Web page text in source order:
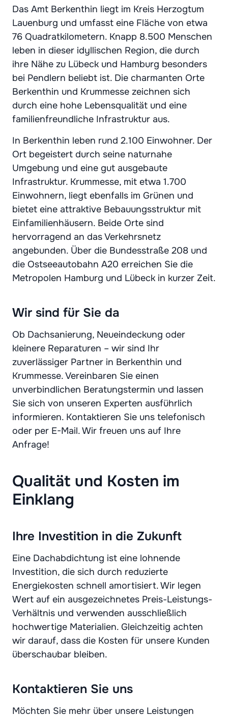
Das Amt Berkenthin liegt im Kreis Herzogtum
Lauenburg und umfasst eine Fläche von etwa
76 Quadratkilometern. Knapp 8.500 Menschen
leben in dieser idyllischen Region, die durch
ihre Nähe zu Lübeck und Hamburg besonders
bei Pendlern beliebt ist. Die charmanten Orte
Berkenthin und Krummesse zeichnen sich
durch eine hohe Lebensqualität und eine
familienfreundliche Infrastruktur aus.
In Berkenthin leben rund 2.100 Einwohner. Der
Ort begeistert durch seine naturnahe
Umgebung und eine gut ausgebaute
Infrastruktur. Krummesse, mit etwa 1.700
Einwohnern, liegt ebenfalls im Grünen und
bietet eine attraktive Bebauungsstruktur mit
Einfamilienhäusern. Beide Orte sind
hervorragend an das Verkehrsnetz
angebunden. Über die Bundesstraße 208 und
die Ostseeautobahn A20 erreichen Sie die
Metropolen Hamburg und Lübeck in kurzer Zeit.
Wir sind für Sie da
Ob Dachsanierung, Neueindeckung oder
kleinere Reparaturen – wir sind Ihr
zuverlässiger Partner in Berkenthin und
Krummesse. Vereinbaren Sie einen
unverbindlichen Beratungstermin und lassen
Sie sich von unseren Experten ausführlich
informieren. Kontaktieren Sie uns telefonisch
oder per E-Mail. Wir freuen uns auf Ihre
Anfrage!
Qualität und Kosten im
Einklang
Ihre Investition in die Zukunft
Eine Dachabdichtung ist eine lohnende
Investition, die sich durch reduzierte
Energiekosten schnell amortisiert. Wir legen
Wert auf ein ausgezeichnetes Preis-Leistungs-
Verhältnis und verwenden ausschließlich
hochwertige Materialien. Gleichzeitig achten
wir darauf, dass die Kosten für unsere Kunden
überschaubar bleiben.
Kontaktieren Sie uns
Möchten Sie mehr über unsere Leistungen